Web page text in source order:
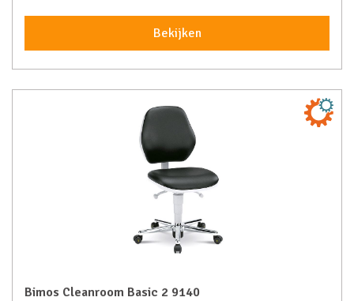
Bekijken
Bimos Cleanroom Basic 2 9140